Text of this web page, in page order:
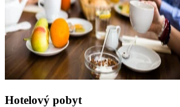
Hotelový pobyt